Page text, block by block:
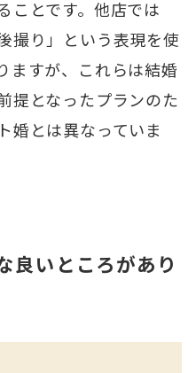
ことです。他店では
撮り」という表現を使
ますが、これらは結婚
提となったプランのた
婚とは異なっていま
良いところがあり